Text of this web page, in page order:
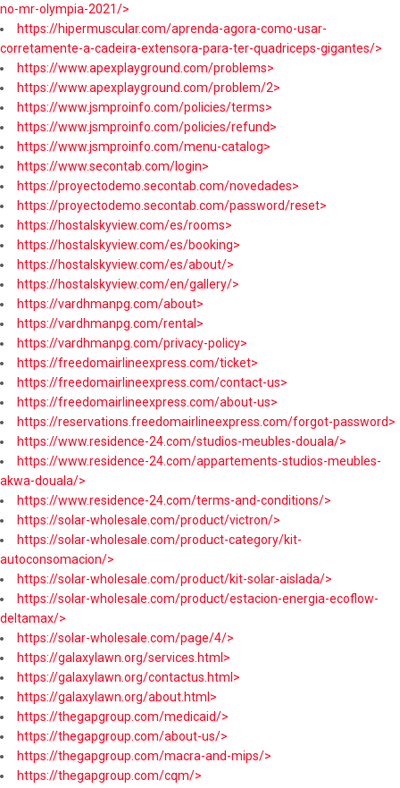
no-mr-olympia-2021/>
https://hipermuscular.com/aprenda-agora-como-usar-
corretamente-a-cadeira-extensora-para-ter-quadriceps-gigantes/>
https://www.apexplayground.com/problems>
https://www.apexplayground.com/problem/2>
https://www.jsmproinfo.com/policies/terms>
https://www.jsmproinfo.com/policies/refund>
https://www.jsmproinfo.com/menu-catalog>
https://www.secontab.com/login>
https://proyectodemo.secontab.com/novedades>
https://proyectodemo.secontab.com/password/reset>
https://hostalskyview.com/es/rooms>
https://hostalskyview.com/es/booking>
https://hostalskyview.com/es/about/>
https://hostalskyview.com/en/gallery/>
https://vardhmanpg.com/about>
https://vardhmanpg.com/rental>
https://vardhmanpg.com/privacy-policy>
https://freedomairlineexpress.com/ticket>
https://freedomairlineexpress.com/contact-us>
https://freedomairlineexpress.com/about-us>
https://reservations.freedomairlineexpress.com/forgot-password>
https://www.residence-24.com/studios-meubles-douala/>
https://www.residence-24.com/appartements-studios-meubles-
akwa-douala/>
https://www.residence-24.com/terms-and-conditions/>
https://solar-wholesale.com/product/victron/>
https://solar-wholesale.com/product-category/kit-
autoconsomacion/>
https://solar-wholesale.com/product/kit-solar-aislada/>
https://solar-wholesale.com/product/estacion-energia-ecoflow-
deltamax/>
https://solar-wholesale.com/page/4/>
https://galaxylawn.org/services.html>
https://galaxylawn.org/contactus.html>
https://galaxylawn.org/about.html>
https://thegapgroup.com/medicaid/>
https://thegapgroup.com/about-us/>
https://thegapgroup.com/macra-and-mips/>
https://thegapgroup.com/cqm/>